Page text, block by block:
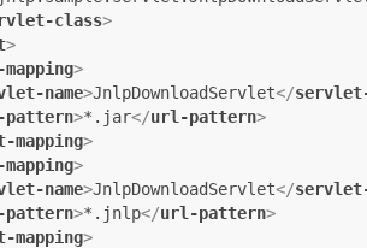
class>
>
>
name>JnlpDownloadServlet</servlet-
>*.jar</url-pattern>
mapping>
>
name>JnlpDownloadServlet</servlet-
>*.jnlp</url-pattern>
mapping>